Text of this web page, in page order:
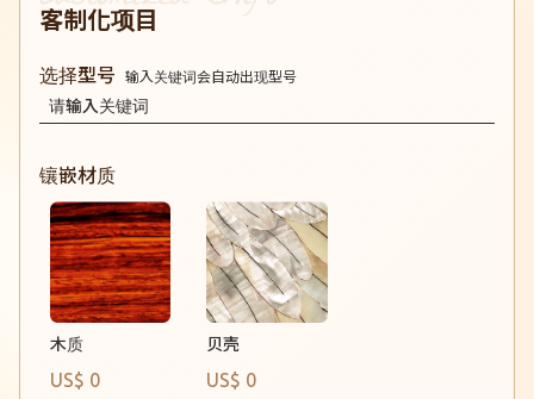
客制化项目
选择型号 输入关键词会自动出现型号
OM01c Sun
A02c Sun
A03c Sun
A07c Sun
A17c Sun
镶嵌材质
木质
US$ 0
贝壳
US$ 0